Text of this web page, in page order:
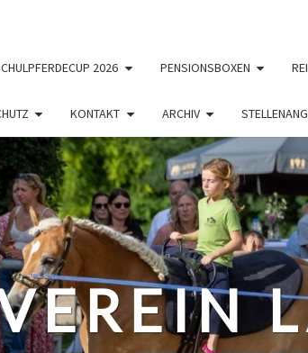
2026 PENSIONSBOXEN
KONTAKT ARCHIV